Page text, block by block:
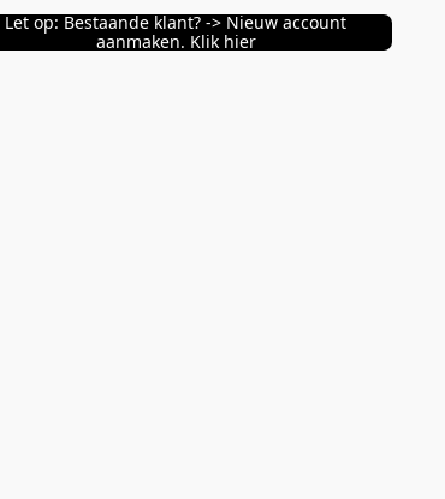
Let op: Bestaande klant? -> Nieuw account
aanmaken. Klik hier